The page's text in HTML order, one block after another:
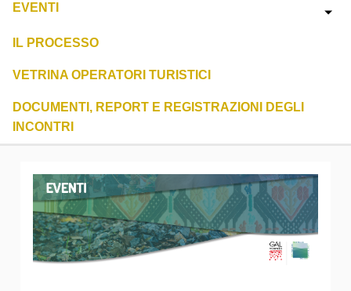
EVENTI
IL PROCESSO
VETRINA OPERATORI TURISTICI
DOCUMENTI, REPORT E REGISTRAZIONI DEGLI
INCONTRI